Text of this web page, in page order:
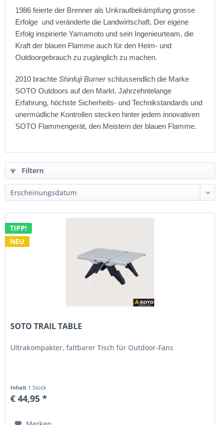
1986 feierte der Brenner als Unkrautbekämpfung grosse
Erfolge und veränderte die Landwirtschaft. Der eigene
Erfolg inspirierte Yamamoto und sein Ingenieurteam, die
Kraft der blauen Flamme auch für den Heim- und
Outdoorgebrauch zu zugänglich zu machen.
2010 brachte Shinfuji Burner schlussendlich die Marke
SOTO Outdoors auf den Markt. Jahrzehntelange
Erfahrung, höchste Sicherheits- und Technikstandards und
unermüdliche Kontrollen stecken hinter jedem innovativen
SOTO Flammengerät, den Meistern der blauen Flamme.
Filtern
TIPP!
NEU
SOTO TRAIL TABLE
Ultrakompakter, faltbarer Tisch für Outdoor-Fans
Inhalt 1 Stück
€ 44,95 *